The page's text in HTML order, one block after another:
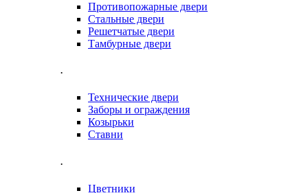
Противопожарные двери
Стальные двери
Решетчатые двери
Тамбурные двери
.
Технические двери
Заборы и ограждения
Козырьки
Ставни
.
Цветники